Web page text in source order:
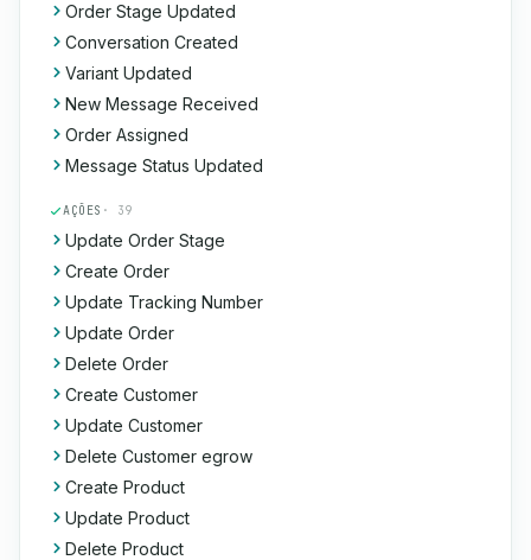
Order Stage Updated
Conversation Created
Variant Updated
New Message Received
Order Assigned
Message Status Updated
AÇÕES · 39
Update Order Stage
Create Order
Update Tracking Number
Update Order
Delete Order
Create Customer
Update Customer
Delete Customer egrow
Create Product
Update Product
Delete Product